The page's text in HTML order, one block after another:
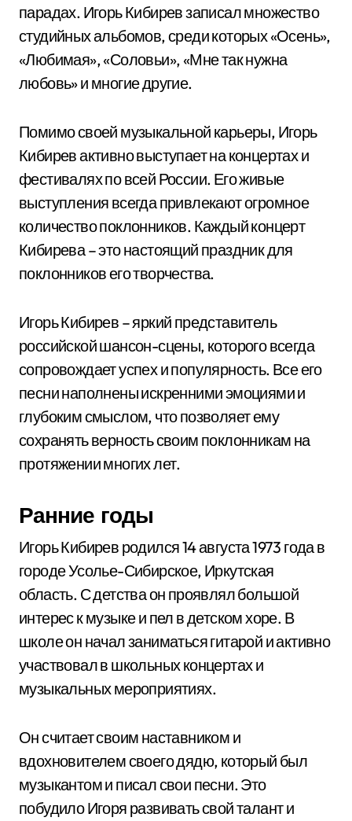
парадах. Игорь Кибирев записал множество
студийных альбомов, среди которых «Осень»,
«Любимая», «Соловьи», «Мне так нужна
любовь» и многие другие.
Помимо своей музыкальной карьеры, Игорь
Кибирев активно выступает на концертах и
фестивалях по всей России. Его живые
выступления всегда привлекают огромное
количество поклонников. Каждый концерт
Кибирева – это настоящий праздник для
поклонников его творчества.
Игорь Кибирев – яркий представитель
российской шансон-сцены, которого всегда
сопровождает успех и популярность. Все его
песни наполнены искренними эмоциями и
глубоким смыслом, что позволяет ему
сохранять верность своим поклонникам на
протяжении многих лет.
Ранние годы
Игорь Кибирев родился 14 августа 1973 года в
городе Усолье-Сибирское, Иркутская
область. С детства он проявлял большой
интерес к музыке и пел в детском хоре. В
школе он начал заниматься гитарой и активно
участвовал в школьных концертах и
музыкальных мероприятиях.
Он считает своим наставником и
вдохновителем своего дядю, который был
музыкантом и писал свои песни. Это
побудило Игоря развивать свой талант и